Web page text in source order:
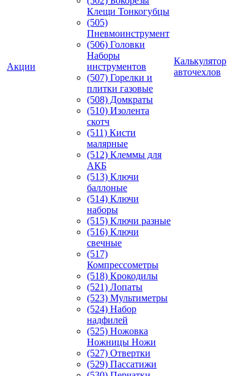
Акции
Клещи Тонкогубцы
(505)
Пневмоинструмент
(506) Головки
Наборы
инструментов
(507) Горелки и
плитки газовые
(508) Домкраты
(510) Изолента
скотч
(511) Кисти
малярные
(512) Клеммы для
АКБ
(513) Ключи
баллоные
(514) Ключи
наборы
(515) Ключи разные
(516) Ключи
свечные
(517)
Компрессометры
(518) Крокодилы
(521) Лопаты
(523) Мультиметры
(524) Набор
надфилей
(525) Ножовка
Ножницы Ножи
(527) Отвертки
(529) Пассатижи
Калькулятор
авточехлов